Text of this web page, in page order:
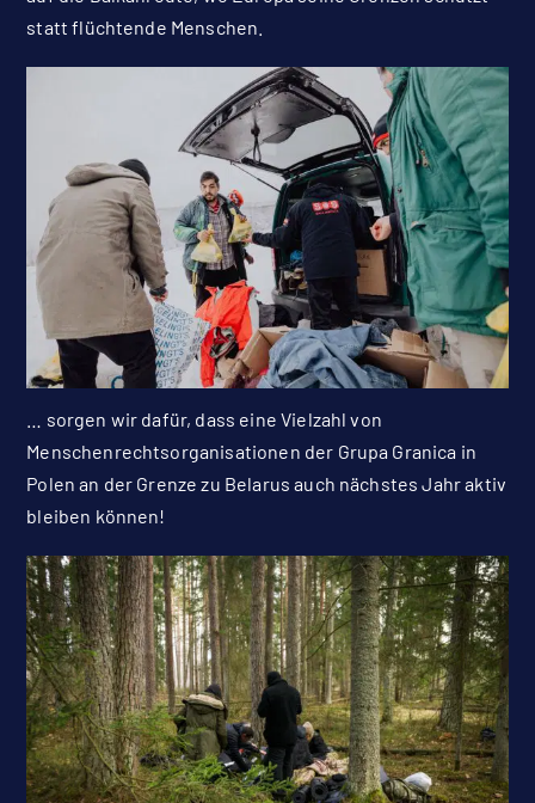
statt flüchtende Menschen.
… sorgen wir dafür, dass eine Vielzahl von
Menschenrechtsorganisationen der Grupa Granica in
Polen an der Grenze zu Belarus auch nächstes Jahr aktiv
bleiben können!